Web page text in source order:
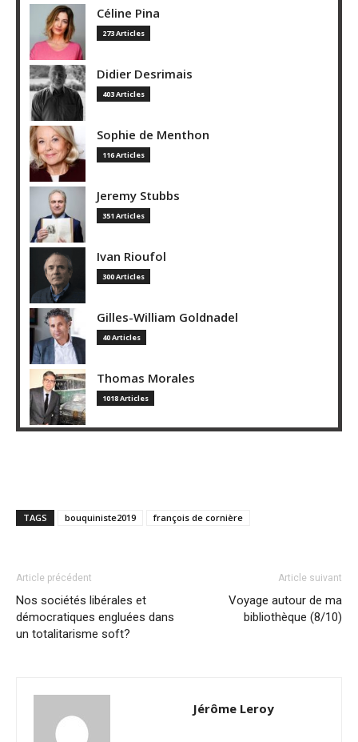
Céline Pina
273 Articles
Didier Desrimais
403 Articles
Sophie de Menthon
116 Articles
Jeremy Stubbs
351 Articles
Ivan Rioufol
300 Articles
Gilles-William Goldnadel
40 Articles
Thomas Morales
1018 Articles
TAGS bouquiniste2019 françois de cornière
Article précédent
Nos sociétés libérales et
démocratiques engluées dans
un totalitarisme soft?
Article suivant
Voyage autour de ma
bibliothèque (8/10)
Jérôme Leroy